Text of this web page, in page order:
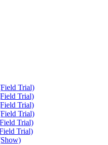
Trial)
Trial)
Trial)
Trial)
Trial)
Trial)